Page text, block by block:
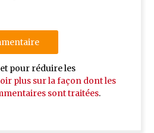
pour réduire les
plus sur la façon dont les
sont traitées.